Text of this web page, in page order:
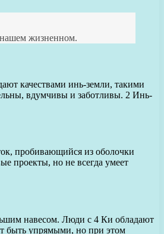
жизненном.
качествами инь-земли, такими
вдумчивы и заботливы. 2 Инь-
пробивающийся из оболочки
проекты, но не всегда умеет
навесом. Люди с 4 Ки обладают
быть упрямыми, но при этом